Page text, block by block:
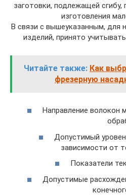
заготовки, подлежащей
изготовления
В связи с вышеуказанным, для
изделий, принято
Читайте также: Как
фрезерную
Направление волокон
Допустимый
зависимости от
Показатели
Допустимые